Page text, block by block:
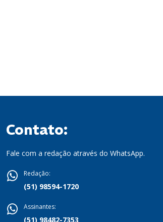
Contato:
Fale com a redação através do WhatsApp.
Redação:
(51) 98594-1720
Assinantes:
(51) 98482-7353